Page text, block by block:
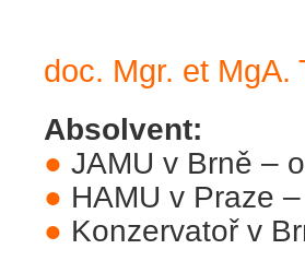
doc. Mgr. et MgA.
Absolvent:
● JAMU v Brně –
● HAMU v Praze
● Konzervatoř v